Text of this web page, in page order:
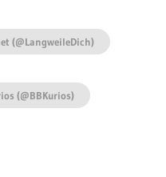
(@LangweileDich)
(@BBKurios)